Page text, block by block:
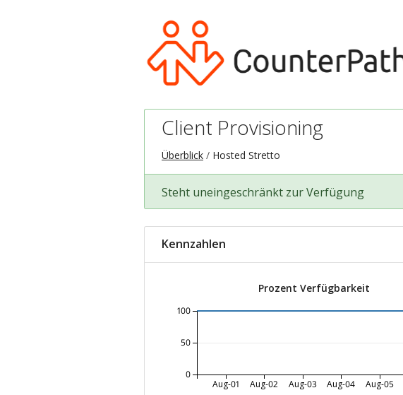
Client Provisioning
Überblick Hosted Stretto
Steht uneingeschränkt zur Verfügung
Kennzahlen
Prozent Verfügbarkeit
Aug-01 Aug-02 Aug-03 Aug-04 Aug-05
0
50
100